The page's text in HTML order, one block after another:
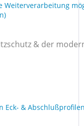
Weiterverarbeitung
& der
Eck- &